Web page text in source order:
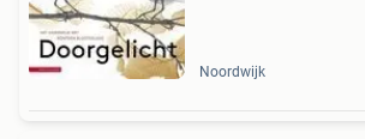
Noordwijk